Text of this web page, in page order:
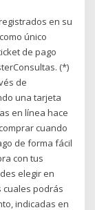
en su
único
de pago
(*)
de
una tarjeta
en línea hace
cuando
de forma fácil
con tus
elegir en
cuales podrás
indicadas en